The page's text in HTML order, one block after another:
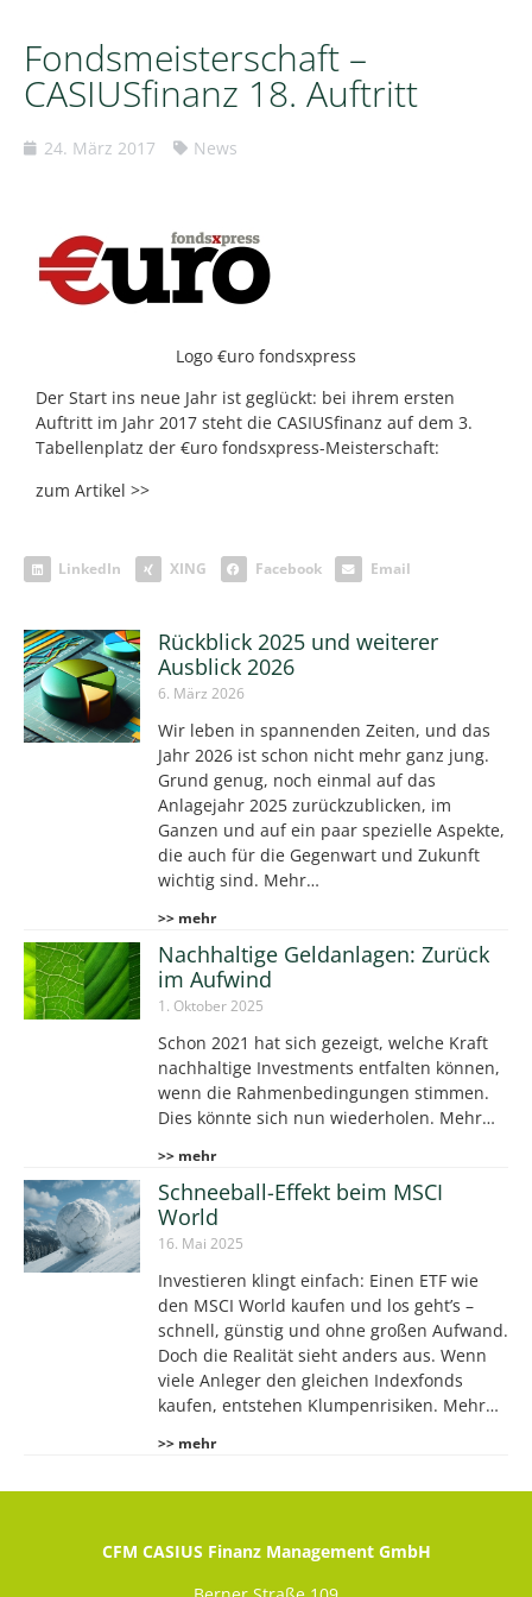
Fondsmeisterschaft –
CASIUSfinanz 18. Auftritt
24. März 2017 News
Logo €uro fondsxpress
Der Start ins neue Jahr ist geglückt: bei ihrem ersten
Auftritt im Jahr 2017 steht die CASIUSfinanz auf dem 3.
Tabellenplatz der €uro fondsxpress-Meisterschaft:
zum Artikel >>
LinkedIn XING Facebook Email
Rückblick 2025 und weiterer
Ausblick 2026
6. März 2026
Wir leben in spannenden Zeiten, und das
Jahr 2026 ist schon nicht mehr ganz jung.
Grund genug, noch einmal auf das
Anlagejahr 2025 zurückzublicken, im
Ganzen und auf ein paar spezielle Aspekte,
die auch für die Gegenwart und Zukunft
wichtig sind. Mehr…
>> mehr
Nachhaltige Geldanlagen: Zurück
im Aufwind
1. Oktober 2025
Schon 2021 hat sich gezeigt, welche Kraft
nachhaltige Investments entfalten können,
wenn die Rahmenbedingungen stimmen.
Dies könnte sich nun wiederholen. Mehr…
>> mehr
Schneeball-Effekt beim MSCI
World
16. Mai 2025
Investieren klingt einfach: Einen ETF wie
den MSCI World kaufen und los geht’s –
schnell, günstig und ohne großen Aufwand.
Doch die Realität sieht anders aus. Wenn
viele Anleger den gleichen Indexfonds
kaufen, entstehen Klumpenrisiken. Mehr…
>> mehr
CFM CASIUS Finanz Management GmbH